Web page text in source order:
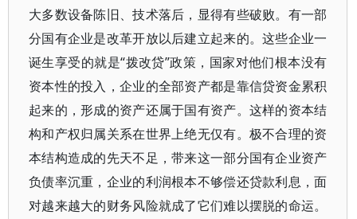
大多数设备陈旧、技术落后，显得有些破败。有一部
分国有企业是改革开放以后建立起来的。这些企业一
诞生享受的就是“拨改贷”政策，国家对他们根本没有
资本性的投入，企业的全部资产都是靠信贷资金累积
起来的，形成的资产还属于国有资产。这样的资本结
构和产权归属关系在世界上绝无仅有。极不合理的资
本结构造成的先天不足，带来这一部分国有企业资产
负债率沉重，企业的利润根本不够偿还贷款利息，面
对越来越大的财务风险就成了它们难以摆脱的命运。